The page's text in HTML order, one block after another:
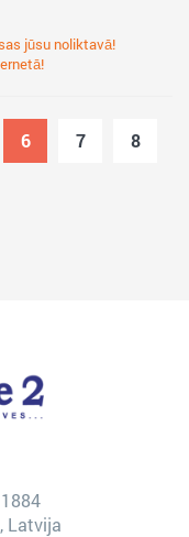
jūsu noliktavā!
6 7 8
Latvija